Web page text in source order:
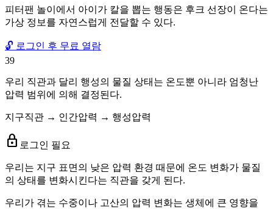
피터팬 놀이에서 아이가 칼을 뽑는 행동은 후크 선장이 온다는
가상 정보를 자연스럽게 전달할 수 있다.
🔓 로그인 후 무료 열람
39
우리 직관과 달리 행성의 물질 상태는 온도뿐 아니라 엄청난
압력 범위에 의해 결정된다.
지구직관 → 인간압력 → 행성압력
lock 로그인 필요
우리는 지구 표면의 낮은 압력 환경 때문에 온도 변화가 물질
의 상태를 변화시킨다는 직관을 갖게 된다.
우리가 겪는 수중이나 고산의 압력 변화는 생체에 큰 영향을